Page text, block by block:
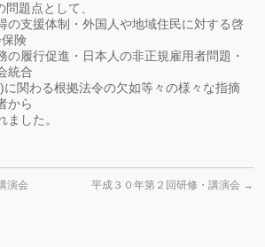
題点として、
の支援体制・外国人や地域住民に対する啓
険
の履行促進・日本人の非正規雇用者問題・
統合
関わる根拠法令の欠如等々の様々な指摘
から
ました。
演会 平成３０年第２回研修・講演会 →